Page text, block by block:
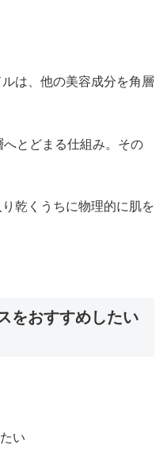
は、他の美容成分を角層
とどまる仕組み。その
乾くうちに物理的に肌を
をおすすめしたい
い